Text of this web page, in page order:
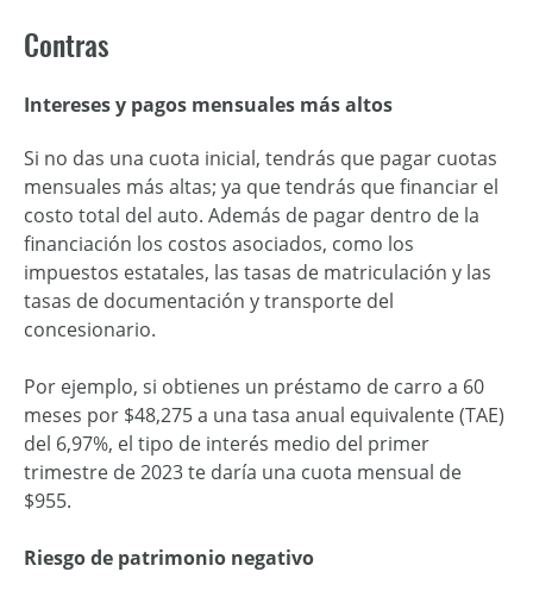
Contras
Intereses y pagos mensuales más altos
Si no das una cuota inicial, tendrás que pagar cuotas
mensuales más altas; ya que tendrás que financiar el
costo total del auto. Además de pagar dentro de la
financiación los costos asociados, como los
impuestos estatales, las tasas de matriculación y las
tasas de documentación y transporte del
concesionario.
Por ejemplo, si obtienes un préstamo de carro a 60
meses por $48,275 a una tasa anual equivalente (TAE)
del 6,97%, el tipo de interés medio del primer
trimestre de 2023 te daría una cuota mensual de
$955.
Riesgo de patrimonio negativo